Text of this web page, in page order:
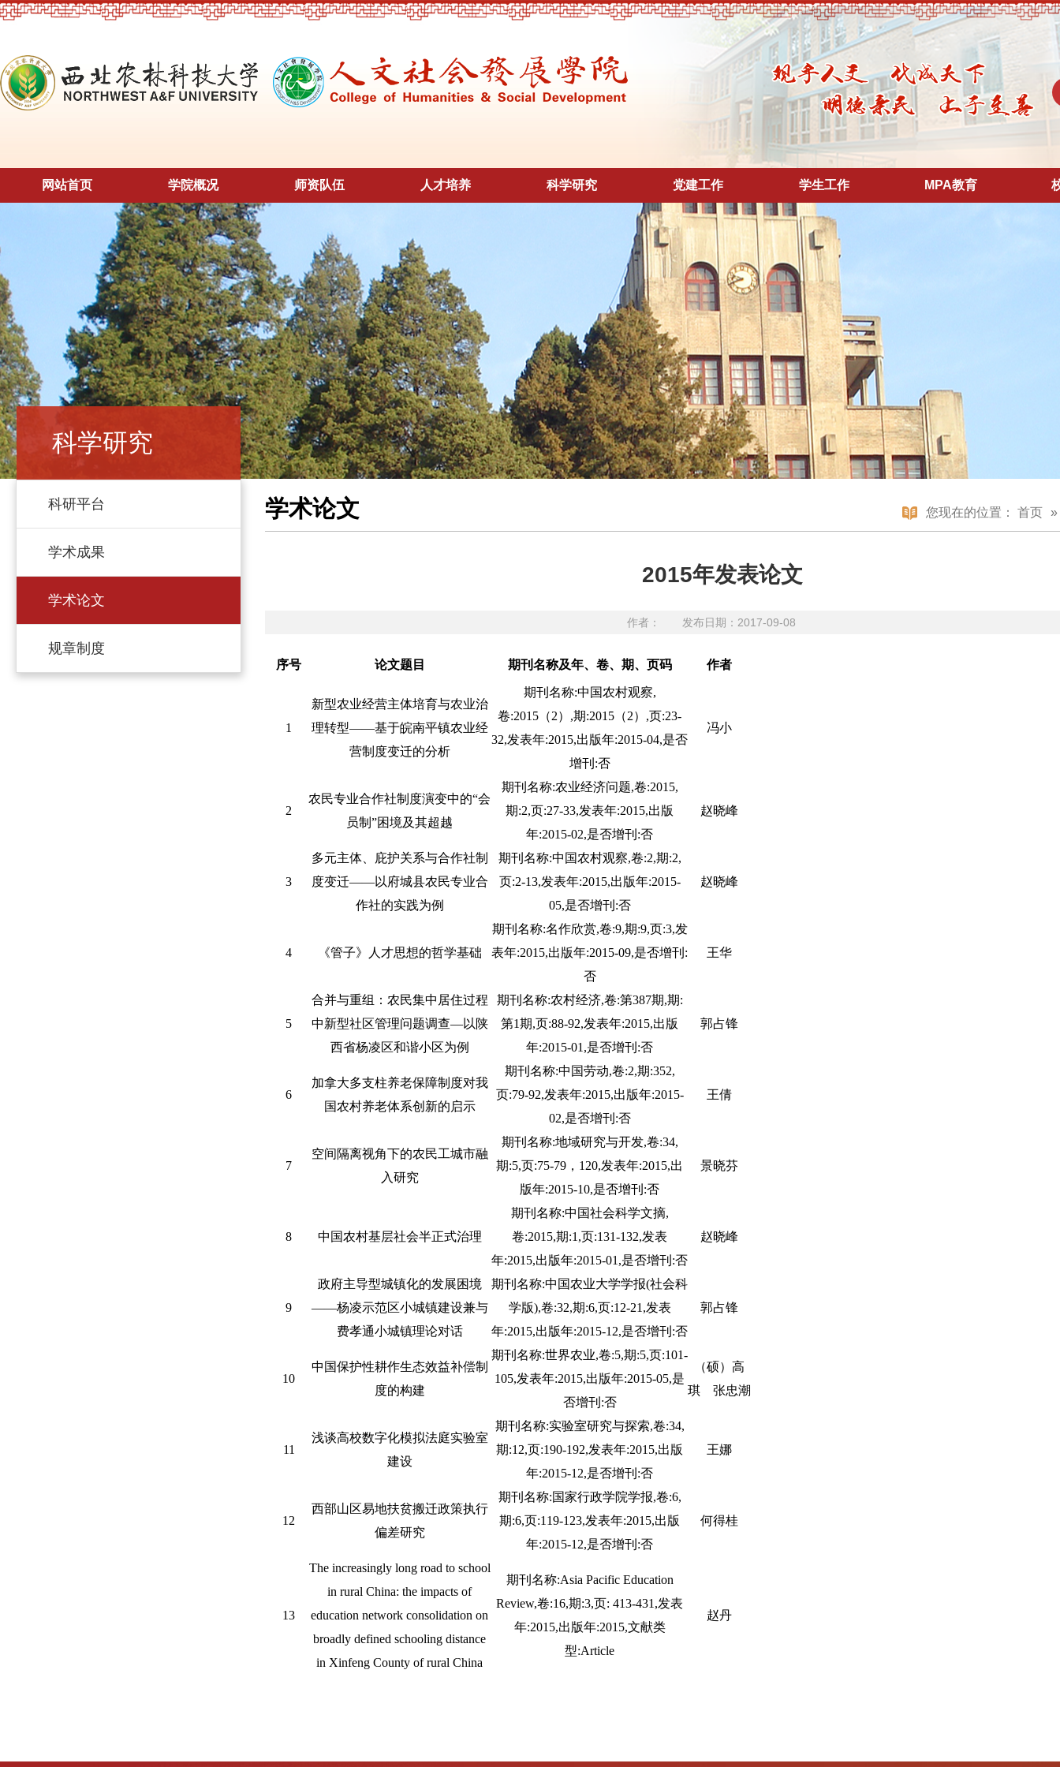
网站首页 学院概况 师资队伍 人才培养 科学研究 党建工作 学生工作 MPA教育
科学研究
科研平台
学术成果
学术论文
规章制度
您现在的位置： 首页 »
学术论文
2015年发表论文
作者： 发布日期：2017-09-08
序号 论文题目 期刊名称及年、卷、期、页码 作者
1
新型农业经营主体培育与农业治
理转型——基于皖南平镇农业经
营制度变迁的分析
期刊名称:中国农村观察,
卷:2015（2）,期:2015（2）,页:23-
32,发表年:2015,出版年:2015-04,是否
增刊:否
冯小
2
农民专业合作社制度演变中的“会
员制”困境及其超越
期刊名称:农业经济问题,卷:2015,
期:2,页:27-33,发表年:2015,出版
年:2015-02,是否增刊:否
赵晓峰
3
多元主体、庇护关系与合作社制
度变迁——以府城县农民专业合
作社的实践为例
期刊名称:中国农村观察,卷:2,期:2,
页:2-13,发表年:2015,出版年:2015-
05,是否增刊:否
赵晓峰
4 《管子》人才思想的哲学基础
期刊名称:名作欣赏,卷:9,期:9,页:3,发
表年:2015,出版年:2015-09,是否增刊:
否
王华
5
合并与重组：农民集中居住过程
中新型社区管理问题调查—以陕
西省杨凌区和谐小区为例
期刊名称:农村经济,卷:第387期,期:
第1期,页:88-92,发表年:2015,出版
年:2015-01,是否增刊:否
郭占锋
6
加拿大多支柱养老保障制度对我
国农村养老体系创新的启示
期刊名称:中国劳动,卷:2,期:352,
页:79-92,发表年:2015,出版年:2015-
02,是否增刊:否
王倩
7
空间隔离视角下的农民工城市融
入研究
期刊名称:地域研究与开发,卷:34,
期:5,页:75-79，120,发表年:2015,出
版年:2015-10,是否增刊:否
景晓芬
8 中国农村基层社会半正式治理
期刊名称:中国社会科学文摘,
卷:2015,期:1,页:131-132,发表
年:2015,出版年:2015-01,是否增刊:否
赵晓峰
9
政府主导型城镇化的发展困境
——杨凌示范区小城镇建设兼与
费孝通小城镇理论对话
期刊名称:中国农业大学学报(社会科
学版),卷:32,期:6,页:12-21,发表
年:2015,出版年:2015-12,是否增刊:否
郭占锋
10
中国保护性耕作生态效益补偿制
度的构建
期刊名称:世界农业,卷:5,期:5,页:101-
105,发表年:2015,出版年:2015-05,是
否增刊:否
（硕）高
琪 张忠潮
11
浅谈高校数字化模拟法庭实验室
建设
期刊名称:实验室研究与探索,卷:34,
期:12,页:190-192,发表年:2015,出版
年:2015-12,是否增刊:否
王娜
12
西部山区易地扶贫搬迁政策执行
偏差研究
期刊名称:国家行政学院学报,卷:6,
期:6,页:119-123,发表年:2015,出版
年:2015-12,是否增刊:否
何得桂
13
The increasingly long road to school
in rural China: the impacts of
education network consolidation on
broadly defined schooling distance
in Xinfeng County of rural China
期刊名称:Asia Pacific Education
Review,卷:16,期:3,页: 413-431,发表
年:2015,出版年:2015,文献类
型:Article
赵丹